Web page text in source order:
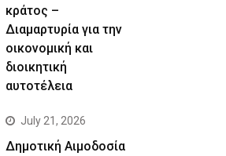
κράτος –
Διαμαρτυρία για την
οικονομική και
διοικητική
αυτοτέλεια
July 21, 2026
Δημοτική Αιμοδοσία